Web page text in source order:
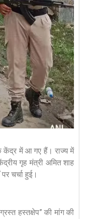
केंद्र में आ गए हैं। राज्य में
गृह मंत्री अमित शाह
चर्चा हुई।
हस्तक्षेप” की मांग की